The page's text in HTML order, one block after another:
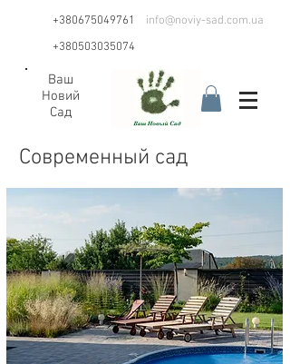
+380675049761
info@noviy-sad.com.ua
+380503035074
Ваш
Новий
Сад
Современный сад